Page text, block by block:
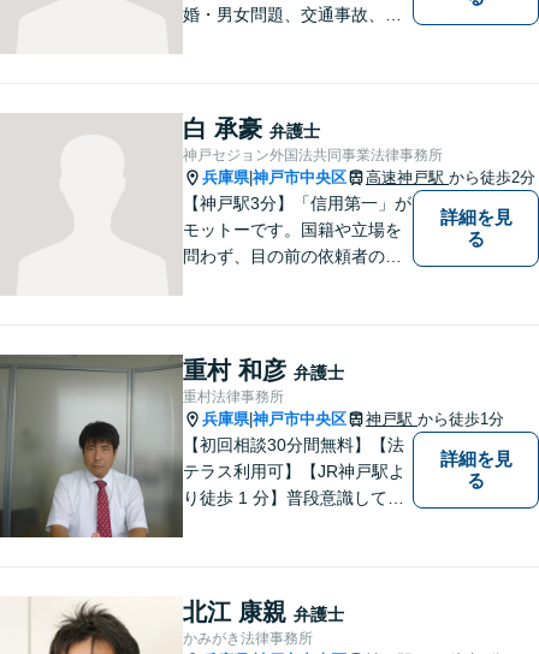
婚・男女問題、交通事故、刑
い。
白 承豪 弁護士
神戸セジョン外国法共同事業法律事務所
兵庫県|神戸市中央区 高速神戸駅 から徒歩2分
【神戸駅3分】「信用第一」が
モットーです。国籍や立場を
問わず、目の前の依頼者のた
います。一人ひとりに誠意を
持って尽力しますので、ぜひ
一度ご相談ください。
詳細を見
る
重村 和彦 弁護士
重村法律事務所
兵庫県|神戸市中央区 神戸駅 から徒歩1分
【初回相談30分間無料】【法
テラス利用可】【JR神戸駅よ
り徒歩 1 分】普段意識してい
気軽にご相談下さい。
詳細を見
る
北江 康親 弁護士
かみがき法律事務所